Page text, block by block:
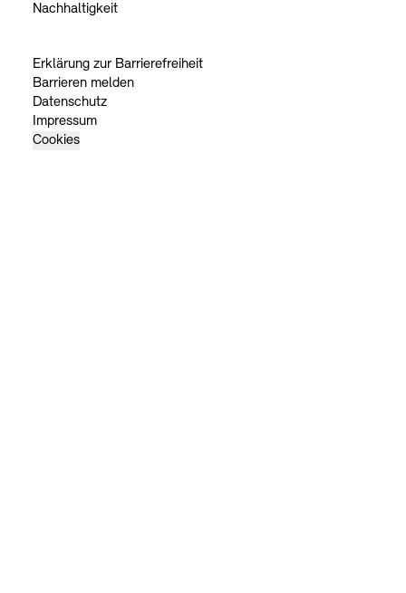
Nachhaltigkeit
Erklärung zur Barrierefreiheit
Barrieren melden
Datenschutz
Impressum
Cookies